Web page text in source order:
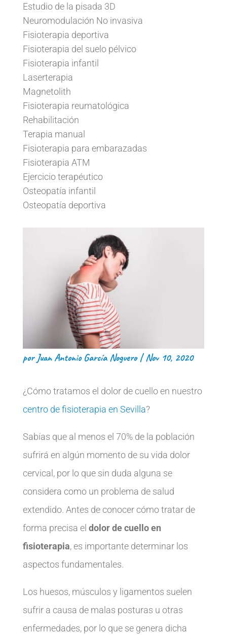
Estudio de la pisada 3D
Neuromodulación No invasiva
Fisioterapia deportiva
Fisioterapia del suelo pélvico
Fisioterapia infantil
Laserterapia
Magnetolith
Fisioterapia reumatológica
Rehabilitación
Terapia manual
Fisioterapia para embarazadas
Fisioterapia ATM
Ejercicio terapéutico
Osteopatía infantil
Osteopatía deportiva
por Juan Antonio García Noguero|Nov 10, 2020
¿Cómo tratamos el dolor de cuello en nuestro
centro de fisioterapia en Sevilla?
Sabías que al menos el 70% de la población
sufrirá en algún momento de su vida dolor
cervical, por lo que sin duda alguna se
considera como un problema de salud
extendido. Antes de conocer cómo tratar de
forma precisa el dolor de cuello en
fisioterapia, es importante determinar los
aspectos fundamentales.
Los huesos, músculos y ligamentos suelen
sufrir a causa de malas posturas u otras
enfermedades, por lo que se genera dicha